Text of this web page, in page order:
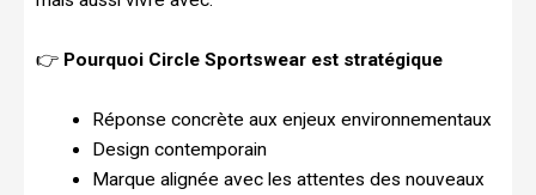
👉 Pourquoi Circle Sportswear est stratégique
Réponse concrète aux enjeux environnementaux
Design contemporain
Marque alignée avec les attentes des nouveaux